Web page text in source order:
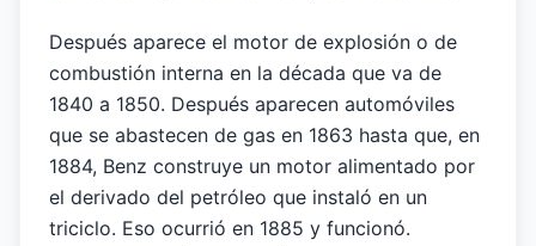
Después aparece el motor de explosión o de
combustión interna en la década que va de
1840 a 1850. Después aparecen automóviles
que se abastecen de gas en 1863 hasta que, en
1884, Benz construye un motor alimentado por
el derivado del petróleo que instaló en un
triciclo. Eso ocurrió en 1885 y funcionó.